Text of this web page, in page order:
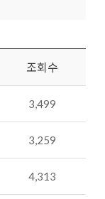
조회수
3,499
3,259
4,313